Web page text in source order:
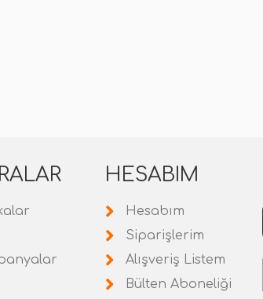
HESABIM
Hesabım
Siparişlerim
Alışveriş Listem
Bülten Aboneliği